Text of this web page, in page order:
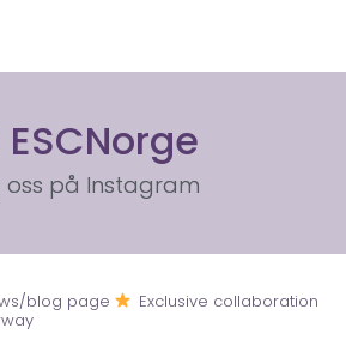
ESCNorge
oss på Instagram
blog page
Exclusive collaboration